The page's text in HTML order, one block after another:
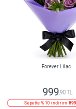
Forever Lilac
999,90 TL
Sepette % 10 indirim